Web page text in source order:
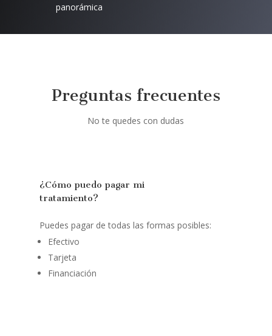
panorámica
Preguntas frecuentes
No te quedes con dudas
¿Cómo puedo pagar mi
tratamiento?
Puedes pagar de todas las formas posibles:
Efectivo
Tarjeta
Financiación